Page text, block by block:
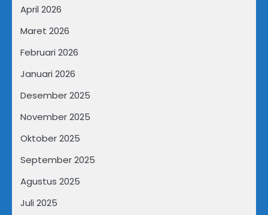
April 2026
Maret 2026
Februari 2026
Januari 2026
Desember 2025
November 2025
Oktober 2025
September 2025
Agustus 2025
Juli 2025